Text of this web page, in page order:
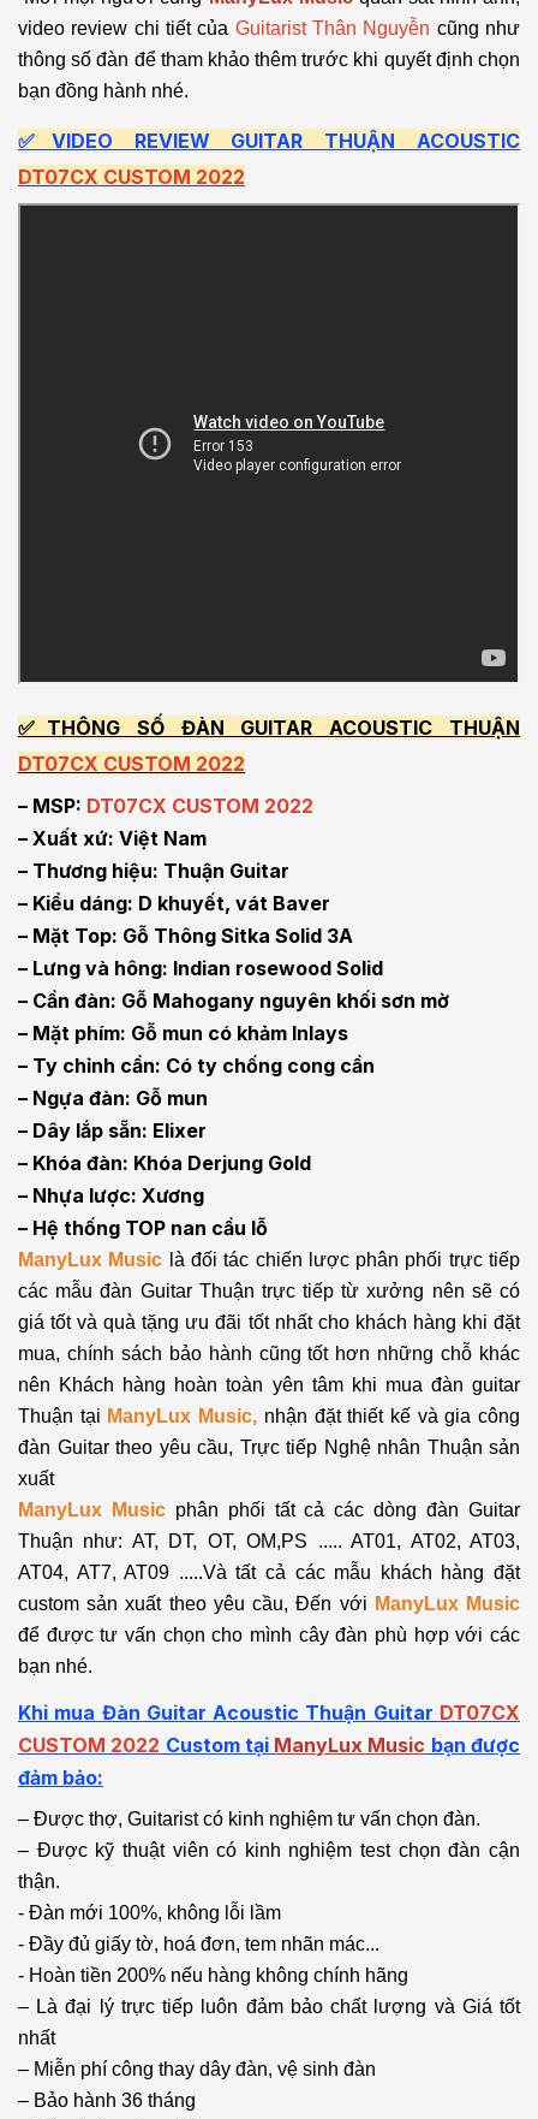
video review chi tiết của Guitarist Thân Nguyễn cũng như
thông số đàn để tham khảo thêm trước khi quyết định chọn
bạn đồng hành nhé.
✅VIDEO REVIEW GUITAR THUẬN ACOUSTIC
DT07CX CUSTOM 2022
✅THÔNG SỐ ĐÀN GUITAR ACOUSTIC THUẬN
DT07CX CUSTOM 2022
– MSP: DT07CX CUSTOM 2022
– Xuất xứ: Việt Nam
– Thương hiệu: Thuận Guitar
– Kiểu dáng: D khuyết, vát Baver
– Mặt Top: Gỗ Thông Sitka Solid 3A
– Lưng và hông: Indian rosewood Solid
– Cần đàn: Gỗ Mahogany nguyên khối sơn mờ
– Mặt phím: Gỗ mun có khảm Inlays
– Ty chỉnh cần: Có ty chống cong cần
– Ngựa đàn: Gỗ mun
– Dây lắp sẵn: Elixer
– Khóa đàn: Khóa Derjung Gold
– Nhựa lược: Xương
– Hệ thống TOP nan cầu lỗ
ManyLux Music là đối tác chiến lược phân phối trực tiếp
các mẫu đàn Guitar Thuận trực tiếp từ xưởng nên sẽ có
giá tốt và quà tặng ưu đãi tốt nhất cho khách hàng khi đặt
mua, chính sách bảo hành cũng tốt hơn những chỗ khác
nên Khách hàng hoàn toàn yên tâm khi mua đàn guitar
Thuận tại ManyLux Music, nhận đặt thiết kế và gia công
đàn Guitar theo yêu cầu, Trực tiếp Nghệ nhân Thuận sản
xuất
ManyLux Musicphân phối tất cả các dòng đàn Guitar
Thuận như: AT, DT, OT, OM,PS ..... AT01, AT02, AT03,
AT04, AT7, AT09 .....Và tất cả các mẫu khách hàng đặt
custom sản xuất theo yêu cầu, Đến với ManyLux Music
để được tư vấn chọn cho mình cây đàn phù hợp với các
bạn nhé.
Khi mua Đàn Guitar Acoustic Thuận Guitar DT07CX
CUSTOM 2022 Custom tại ManyLux Music bạn được
đảm bảo:
– Được thợ, Guitarist có kinh nghiệm tư vấn chọn đàn.
– Được kỹ thuật viên có kinh nghiệm test chọn đàn cận
thận.
- Đàn mới 100%, không lỗi lầm
- Đầy đủ giấy tờ, hoá đơn, tem nhãn mác...
- Hoàn tiền 200% nếu hàng không chính hãng
– Là đại lý trực tiếp luôn đảm bảo chất lượng và Giá tốt
nhất
– Miễn phí công thay dây đàn, vệ sinh đàn
– Bảo hành 36 tháng